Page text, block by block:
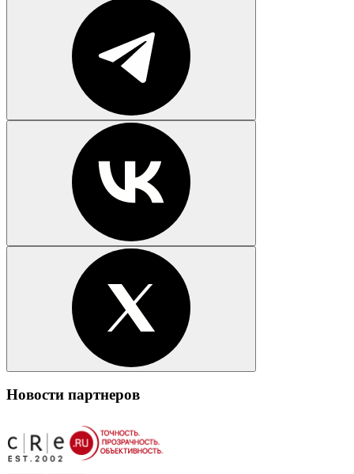
Новости партнеров